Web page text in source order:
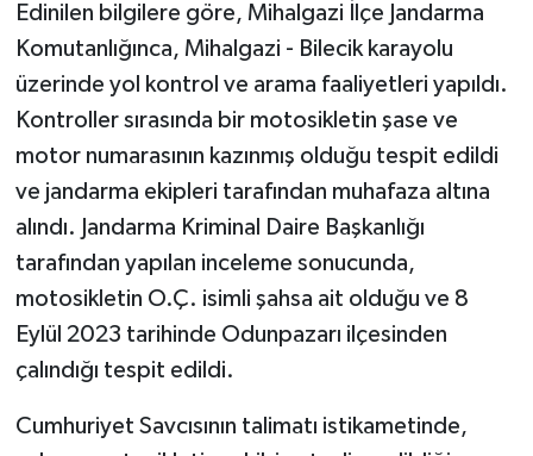
Edinilen bilgilere göre, Mihalgazi İlçe Jandarma
Komutanlığınca, Mihalgazi - Bilecik karayolu
üzerinde yol kontrol ve arama faaliyetleri yapıldı.
Kontroller sırasında bir motosikletin şase ve
motor numarasının kazınmış olduğu tespit edildi
ve jandarma ekipleri tarafından muhafaza altına
alındı. Jandarma Kriminal Daire Başkanlığı
tarafından yapılan inceleme sonucunda,
motosikletin O.Ç. isimli şahsa ait olduğu ve 8
Eylül 2023 tarihinde Odunpazarı ilçesinden
çalındığı tespit edildi.
Cumhuriyet Savcısının talimatı istikametinde,